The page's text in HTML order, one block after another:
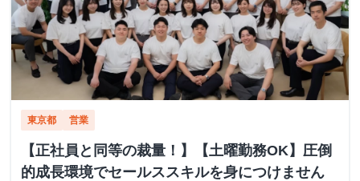
東京都 営業
【正社員と同等の裁量！】【土曜勤務OK】圧倒
的成長環境でセールススキルを身につけません